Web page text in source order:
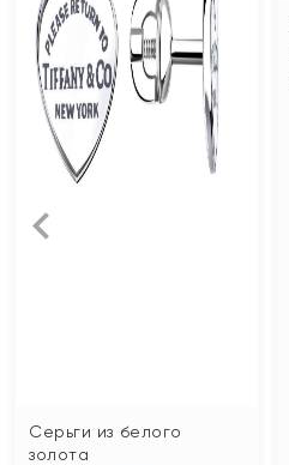
Серьги из белого
золота